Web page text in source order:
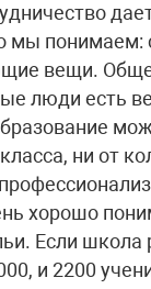
мы понимаем:
вещи.
люди есть
ни от
хорошо
Если школа
и 2200